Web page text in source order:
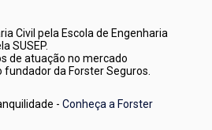
Civil pela Escola de Engenharia
SUSEP.
de atuação no mercado
da Forster Seguros.
- Conheça a Forster